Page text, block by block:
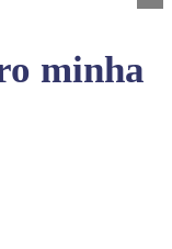
minha